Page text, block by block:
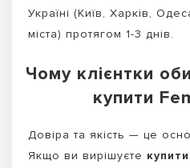
Україні (Київ, Харків,
міста) протягом 1-3 днів.
Чому клієнтки
купити
Довіра та якість — це
Якщо ви вирішуєте